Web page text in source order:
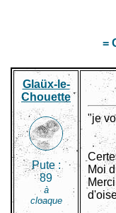
=
Glaüx-le-
Chouette
Pute :
89
à
cloaque
"je
Moi